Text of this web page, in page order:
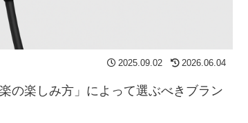
2025.09.02 2026.06.04
の楽しみ方」によって選ぶべきブラン